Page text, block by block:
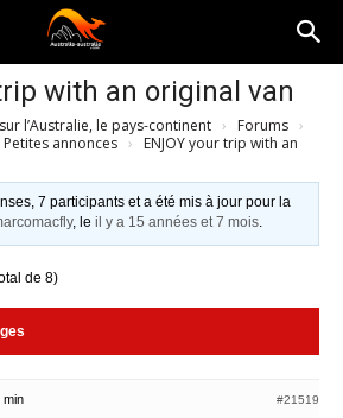
with an original van
l’Australie, le pays-continent › Forums ›
Petites annonces ›
ENJOY your trip with an
7 participants et a été mis à jour pour la
, leil y a 15 années et 7 mois.
de 8)
min #21519